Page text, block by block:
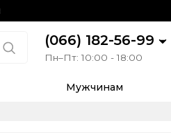
(066) 182-56-99
Пн–Пт: 10:00 - 18:00
Мужчинам